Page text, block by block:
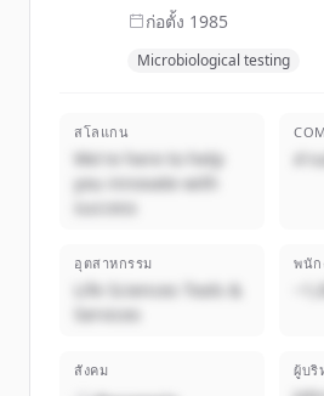
ก่อตั้ง 1985
Microbiological testing
สโลแกน
We're here to help
you innovate with
success
ส่ว
อุตสาหกรรม
Life Sciences Tools &
Services
พนัก
สังคม ผู้บริ